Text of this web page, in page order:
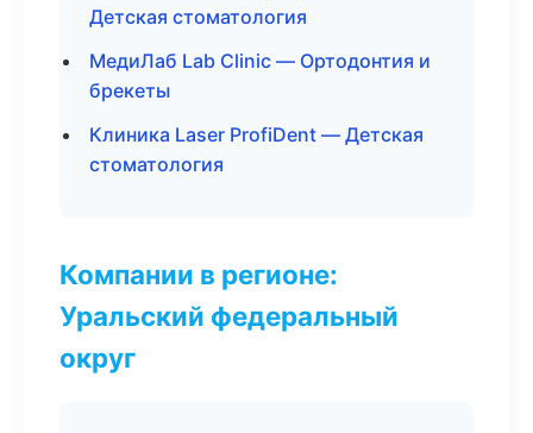
Детская стоматология
МедиЛаб Lab Clinic — Ортодонтия и
брекеты
Клиника Laser ProfiDent — Детская
стоматология
Компании в регионе:
Уральский федеральный
округ